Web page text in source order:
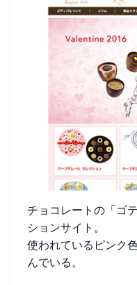
チョコレートの「ゴ
ションサイト。
使われているピンク
んでいる。